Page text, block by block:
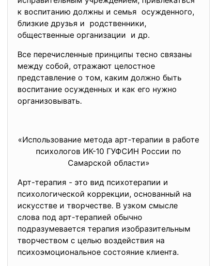
к воспитанию должны и семья осужденного,
близкие друзья и родственники,
общественные организации и др.
Все перечисленные принципы тесно связаны
между собой, отражают целостное
представление о том, каким должно быть
воспитание осужденных и как его нужно
организовывать.
«Использование метода арт-терапии в работе
психологов ИК-10 ГУФСИН России по
Самарской области»
Арт-терапия - это вид психотерапии и
психологической коррекции, основанный на
искусстве и творчестве. В узком смысле
слова под арт-терапией обычно
подразумевается терапия изобразительным
творчеством с целью воздействия на
психоэмоциональное состояние клиента.